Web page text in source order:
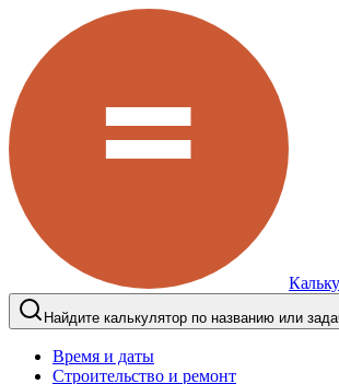
Найдите калькулятор по названию или
Время и даты
Строительство и ремонт